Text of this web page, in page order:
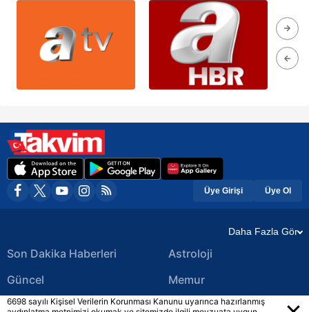
Üye Girişi Üye Ol
Daha Fazla Gör
Son Dakika Haberleri
Güncel
Ekonomi Haberleri
Astroloji
Memur
Yerel Haberler
6698 sayılı Kişisel Verilerin Korunması Kanunu uyarınca hazırlanmış